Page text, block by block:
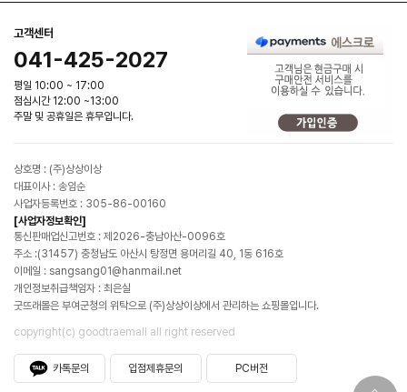
고객센터
041-425-2027
평일 10:00 ~ 17:00
점심시간 12:00 ~13:00
주말 및 공휴일은 휴무입니다.
상호명 : (주)상상이상
대표이사 : 송임순
사업자등록번호 : 305-86-00160
[사업자정보확인]
통신판매업신고번호 : 제2026-충남아산-0096호
주소 :(31457) 충청남도 아산시 탕정면 용머리길 40, 1동 616호
이메일 : sangsang01@hanmail.net
개인정보취급책임자 : 최은실
굿뜨래몰은 부여군청의 위탁으로 (주)상상이상에서 관리하는 쇼핑몰입니다.
copyright(c) goodtraemall all right reserved
카톡문의 입점제휴문의 PC버전